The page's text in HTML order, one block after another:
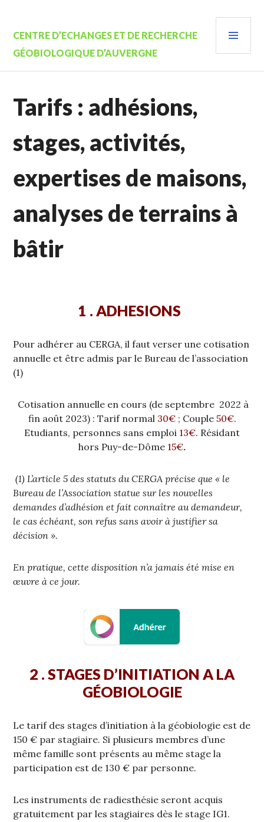
contenu
principal
CENTRE D’ECHANGES ET DE RECHERCHE
GÉOBIOLOGIQUE D’AUVERGNE
Tarifs : adhésions,
stages, activités,
expertises de maisons,
analyses de terrains à
bâtir
1 . ADHESIONS
Pour adhérer au CERGA, il faut verser une cotisation
annuelle et être admis par le Bureau de l’association
(1)
Cotisation annuelle en cours (de septembre 2022 à
fin août 2023) : Tarif normal 30€; Couple 50€.
Etudiants, personnes sans emploi 13€. Résidant
hors Puy-de-Dôme 15€.
(1) L’article 5 des statuts du CERGA précise que « le
Bureau de l’Association statue sur les nouvelles
demandes d’adhésion et fait connaître au demandeur,
le cas échéant, son refus sans avoir à justifier sa
décision ».
En pratique, cette disposition n’a jamais été mise en
œuvre à ce jour.
2 . STAGES D’INITIATION A LA
GÉOBIOLOGIE
Le tarif des stages d’initiation à la géobiologie est de
150 € par stagiaire. Si plusieurs membres d’une
même famille sont présents au même stage la
participation est de 130 € par personne.
Les instruments de radiesthésie seront acquis
gratuitement par les stagiaires dès le stage IG1.